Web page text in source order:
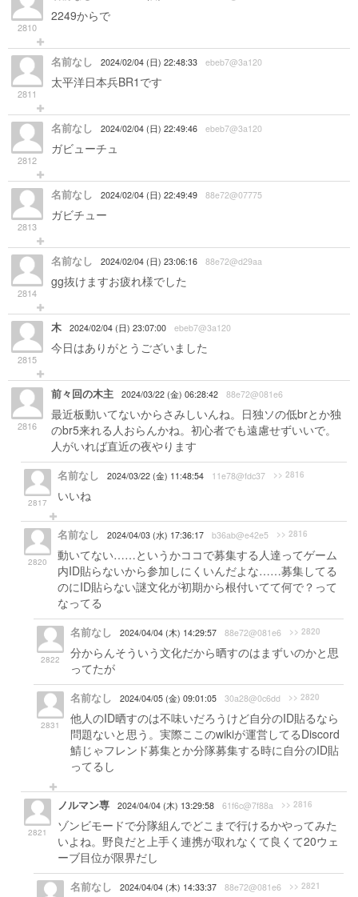
2810
2249からで
2811
名前なし 2024/02/04 (日) 22:48:33 ebeb7@3a120
太平洋日本兵BR1です
2812
名前なし 2024/02/04 (日) 22:49:46 ebeb7@3a120
ガビューチュ
2813
名前なし 2024/02/04 (日) 22:49:49 88e72@07775
ガビチュー
2814
名前なし 2024/02/04 (日) 23:06:16 88e72@d29aa
gg抜けますお疲れ様でした
2815
木 2024/02/04 (日) 23:07:00 ebeb7@3a120
今日はありがとうございました
2816
前々回の木主 2024/03/22 (金) 06:28:42 88e72@081e6
最近板動いてないからさみしいんね。日独ソの低brとか独
のbr5来れる人おらんかね。初心者でも遠慮せずいいで。
人がいれば直近の夜やります
2817
名前なし 2024/03/22 (金) 11:48:54 11e78@fdc37 >> 2816
いいね
2820
名前なし 2024/04/03 (水) 17:36:17 b36ab@e42e5 >> 2816
動いてない……というかココで募集する人達ってゲーム
内ID貼らないから参加しにくいんだよな……募集してる
のにID貼らない謎文化が初期から根付いてて何で？って
なってる
2822
名前なし 2024/04/04 (木) 14:29:57 88e72@081e6 >> 2820
分からんそういう文化だから晒すのはまずいのかと思
ってたが
2831
名前なし 2024/04/05 (金) 09:01:05 30a28@0c6dd >> 2820
他人のID晒すのは不味いだろうけど自分のID貼るなら
問題ないと思う。実際ここのwikiが運営してるDiscord
鯖じゃフレンド募集とか分隊募集する時に自分のID貼
ってるし
2821
ノルマン専 2024/04/04 (木) 13:29:58 61f6c@7f88a >> 2816
ゾンビモードで分隊組んでどこまで行けるかやってみた
いよね。野良だと上手く連携が取れなくて良くて20ウェ
ーブ目位が限界だし
名前なし 2024/04/04 (木) 14:33:37 88e72@081e6 >> 2821